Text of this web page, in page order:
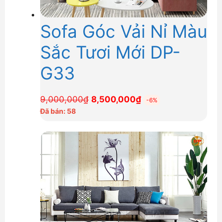
Sofa Góc Vải Nỉ Màu
Sắc Tươi Mới DP-
G33
9,000,000₫ Giá
9,000,000₫.
8,500,000₫Giá
là:
8,500,000₫.
-6%
Đã bán: 58